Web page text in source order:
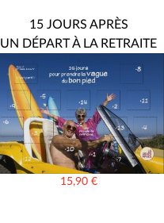
15 JOURS APRÈS
UN DÉPART À LA RETRAITE
15,90 €